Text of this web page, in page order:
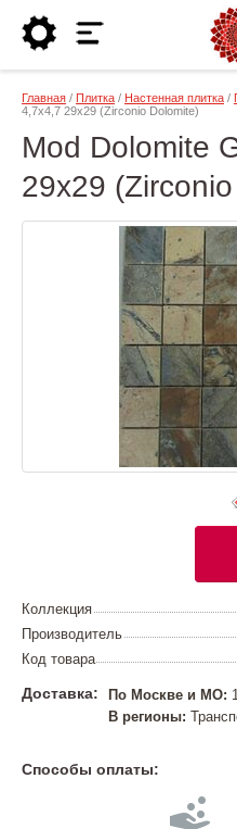
Главная / Плитка / Настенная плитка /
4,7x4,7 29x29 (Zirconio Dolomite)
Mod Dolomite
29x29
Коллекция
Производитель
Код товара
Доставка: По Москве и МО:
В регионы:
Способы оплаты: